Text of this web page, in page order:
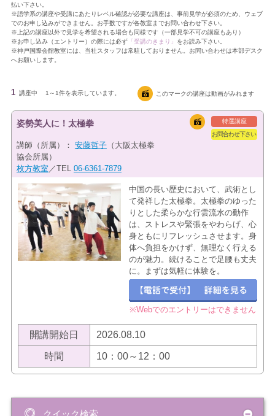
払い下さい。
※語学系の講座や受講にあたりレベル確認が必要な講座は、事前見学が必須のため、ウェブ
でのお申し込みができません。お手数ですが各教室までお問い合わせ下さい。
※上記の講座以外で見学を希望される場合も同様です（一部見学不可の講座もあり）
※お申し込み（エントリー）の際には必ず「受講のきまり」 をお読み下さい。
※神戸国際会館教室には、当社スタッフは常駐しておりません。お問い合わせは本部デスク
へお願いします。
1 講座中 1～1件を表示しています。 このマークの講座は動画がみれます
特選講座
お問合わせ下さい
姿勢美人に！太極拳
講師（所属）： 安藤哲子（大阪太極拳
協会所属）
枚方教室 ／TEL 06-6361-7879
中国の長い歴史において、武術とし
て発祥した太極拳。太極拳のゆった
りとした柔らかな行雲流水の動作
は、ストレスや緊張をやわらげ、心
身ともにリフレッシュさせます。身
体へ負担をかけず、無理なく行える
のが魅力。続けることで足腰も丈夫
に。まずは気軽に体験を。
※Webでのエントリーはできません
開講開始日 2026.08.10
時間 10：00～12：00